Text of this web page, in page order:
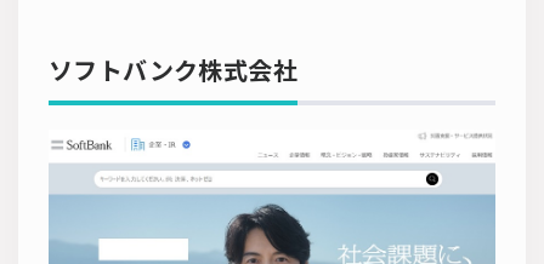
ソフトバンク株式会社